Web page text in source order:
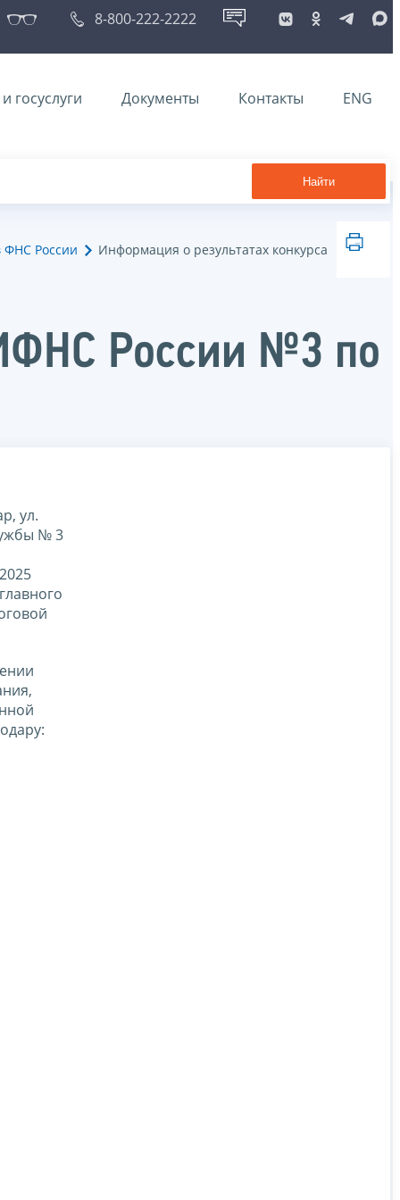
8-800-222-2222
госуслуги Документы Контакты ENG
Найти
ФНС России Информация о результатах конкурса
России №3 по
ул.
№ 3